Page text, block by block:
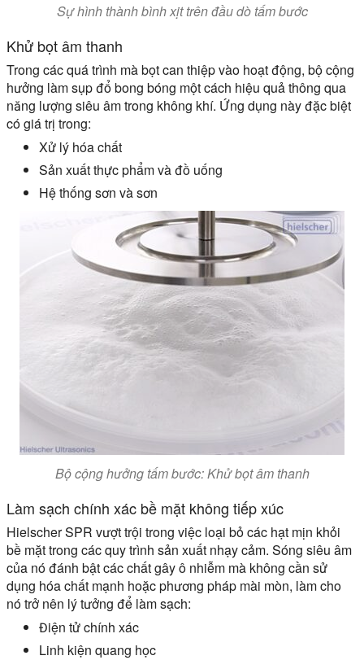
Sự hình thành bình xịt trên đầu dò tấm bước
Khử bọt âm thanh
Trong các quá trình mà bọt can thiệp vào hoạt động, bộ cộng
hưởng làm sụp đổ bong bóng một cách hiệu quả thông qua
năng lượng siêu âm trong không khí. Ứng dụng này đặc biệt
có giá trị trong:
Xử lý hóa chất
Sản xuất thực phẩm và đồ uống
Hệ thống sơn và sơn
Bộ cộng hưởng tấm bước: Khử bọt âm thanh
Làm sạch chính xác bề mặt không tiếp xúc
Hielscher SPR vượt trội trong việc loại bỏ các hạt mịn khỏi
bề mặt trong các quy trình sản xuất nhạy cảm. Sóng siêu âm
của nó đánh bật các chất gây ô nhiễm mà không cần sử
dụng hóa chất mạnh hoặc phương pháp mài mòn, làm cho
nó trở nên lý tưởng để làm sạch:
Điện tử chính xác
Linh kiện quang học